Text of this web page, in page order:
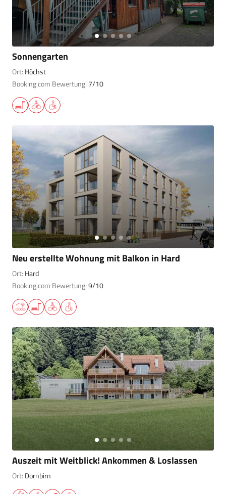
Sonnengarten
Ort: Höchst
Booking.com Bewertung: 7/10
Neu erstellte Wohnung mit Balkon in Hard
Ort: Hard
Booking.com Bewertung:9/10
Auszeit mit Weitblick! Ankommen & Loslassen
Ort: Dornbirn